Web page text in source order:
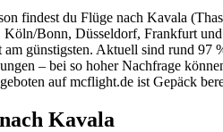
findest du Flüge nach Kavala
Bonn, Düsseldorf, Frankfurt
günstigsten. Aktuell sind rund
– bei so hoher Nachfrage
auf mcflight.de ist Gepäck
Kavala